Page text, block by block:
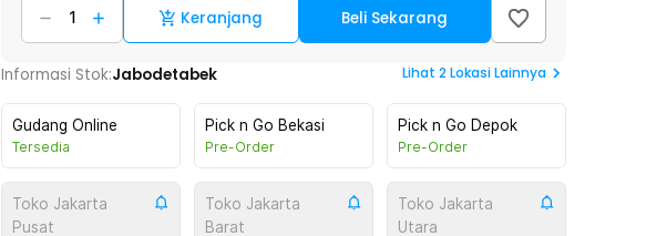
Keranjang Beli Sekarang
Informasi Stok:Jabodetabek Lihat 2Lokasi Lainnya
Gudang Online
Tersedia
Pick n Go Bekasi
Pre-Order
Pick n Go Depok
Pre-Order
Toko Jakarta
Pusat
Toko Jakarta
Barat
Toko Jakarta
Utara